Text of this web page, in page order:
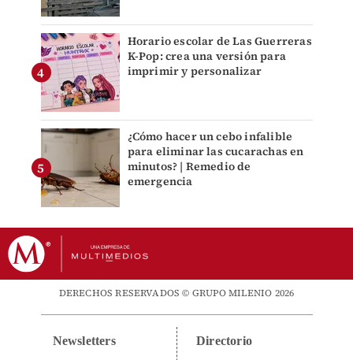
Horario escolar de Las Guerreras
K-Pop: crea una versión para
imprimir y personalizar
¿Cómo hacer un cebo infalible
para eliminar las cucarachas en
minutos? | Remedio de
emergencia
DERECHOS RESERVADOS © GRUPO MILENIO 2026
Newsletters Directorio